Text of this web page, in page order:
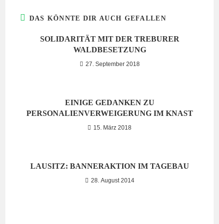
DAS KÖNNTE DIR AUCH GEFALLEN
SOLIDARITÄT MIT DER TREBURER
WALDBESETZUNG
27. September 2018
EINIGE GEDANKEN ZU
PERSONALIENVERWEIGERUNG IM KNAST
15. März 2018
LAUSITZ: BANNERAKTION IM TAGEBAU
28. August 2014